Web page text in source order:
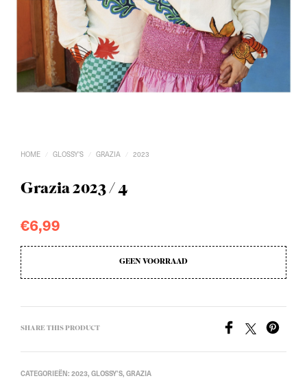
HOME / GLOSSY'S / GRAZIA / 2023
Grazia 2023 / 4
€6,99
GEEN VOORRAAD
SHARE THIS PRODUCT
CATEGORIEËN: 2023, GLOSSY'S, GRAZIA